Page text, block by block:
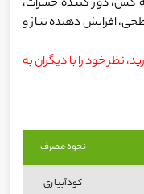
کش، دور کننده حشرات،
افزایش دهنده تناژ و
نظر خود را با دیگران به
نحوه مصرف
کودآبیاری